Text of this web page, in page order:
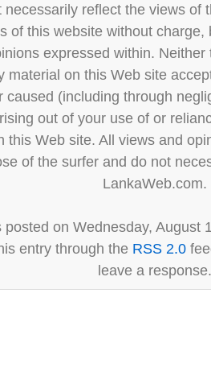
necessarily reflect the views of
of this website without
expressed within.
material on this Web site
caused (including through
out of your use of or
this Web site. All views and
of the surfer and do not
LankaWeb.com.
on Wednesday, August
entry through the RSS 2.0
leave a response.